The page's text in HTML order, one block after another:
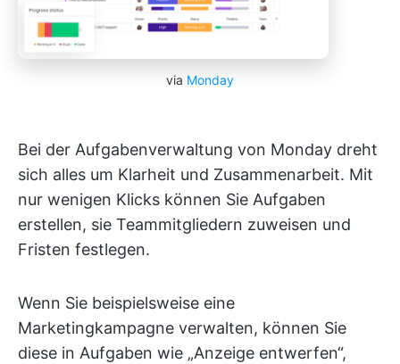
via Monday
Bei der Aufgabenverwaltung von Monday dreht
sich alles um Klarheit und Zusammenarbeit. Mit
nur wenigen Klicks können Sie Aufgaben
erstellen, sie Teammitgliedern zuweisen und
Fristen festlegen.
Wenn Sie beispielsweise eine
Marketingkampagne verwalten, können Sie
diese in Aufgaben wie „Anzeige entwerfen“,